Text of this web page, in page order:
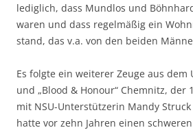
lediglich, dass Mundlos und
waren und dass regelmäßig ein
stand, das v.a. von den beiden
Es folgte ein weiterer Zeuge aus dem
und „Blood & Honour“ Chemnitz, der
mit NSU-Unterstützerin Mandy
hatte vor zehn Jahren einen